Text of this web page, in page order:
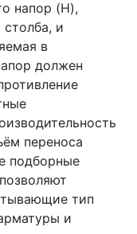
напор (H),
и
в
должен
переноса
подборные
тип
и